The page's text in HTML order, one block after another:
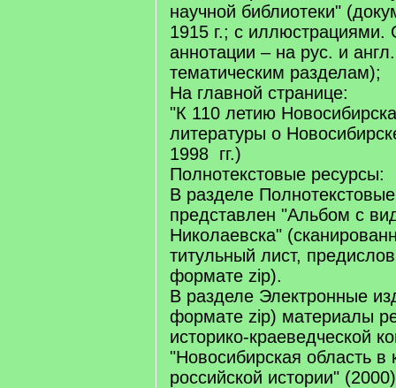
научной библиотеки"
1915 г.; с иллюстрациями.
аннотации – на рус. и
тематическим разделам);
На главной странице:
"К 110 летию
литературы о
1998 гг.)
Полнотекстовые ресурсы:
В разделе
представлен "Альбом с
Николаевска"
титульный лист,
формате zip).
В разделе Электронные
формате zip) материалы
историко-краеведческой
"Новосибирская область в
российской истории"